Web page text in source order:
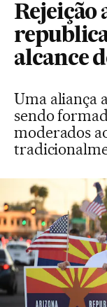
Rejeição
alcance
Uma aliança
sendo
moderados